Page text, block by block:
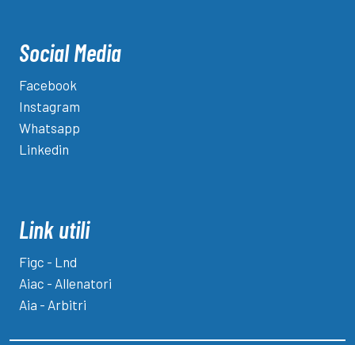
Social Media
Facebook
Instagram
Whatsapp
Linkedin
Link utili
Figc - Lnd
Aiac - Allenatori
Aia - Arbitri